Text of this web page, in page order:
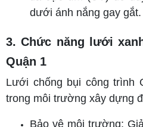
dưới ánh nắng gay gắt.
3. Chức năng lưới
Quận 1
Lưới chống bụi công trình
trong môi trường xây dựng
Bảo vệ môi trường: